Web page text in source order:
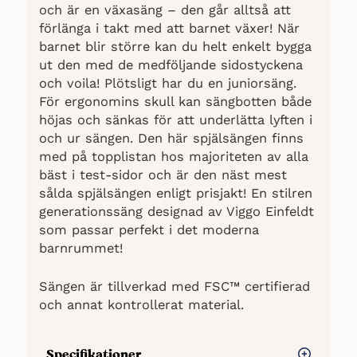
och är en växasäng – den går alltså att
förlänga i takt med att barnet växer! När
barnet blir större kan du helt enkelt bygga
ut den med de medföljande sidostyckena
och voila! Plötsligt har du en juniorsäng.
För ergonomins skull kan sängbotten både
höjas och sänkas för att underlätta lyften i
och ur sängen. Den här spjälsängen finns
med på topplistan hos majoriteten av alla
bäst i test-sidor och är den näst mest
sålda spjälsängen enligt prisjakt! En stilren
generationssäng designad av Viggo Einfeldt
som passar perfekt i det moderna
barnrummet!
Sängen är tillverkad med FSC™ certifierad
och annat kontrollerat material.